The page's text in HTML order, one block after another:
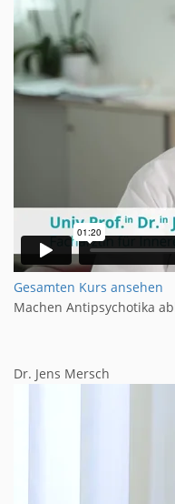
Gesamten Kurs ansehen
Machen Antipsychotika
Dr. Jens Mersch